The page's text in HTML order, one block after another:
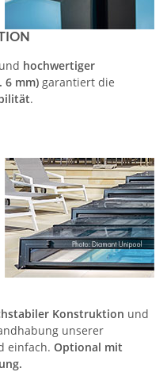
und hochwertiger
6 mm) garantiert die
.
Konstruktion und
unserer
einfach. Optional mit